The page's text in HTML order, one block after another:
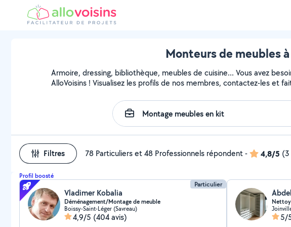
Monteurs de meubles
Armoire, dressing, bibliothèque, meubles de cuisine... Vous avez
AlloVoisins ! Visualisez les profils de nos membres, contactez-les et
Filtres 78 Particuliers et 48 Professionnels répondent- 4,8/5 (3
Profil boosté
Particulier
Vladimer Kobalia
Déménagement/Montage de meuble
Boissy-Saint-Léger (Savreau)
4,9/5 (404 avis) 5/